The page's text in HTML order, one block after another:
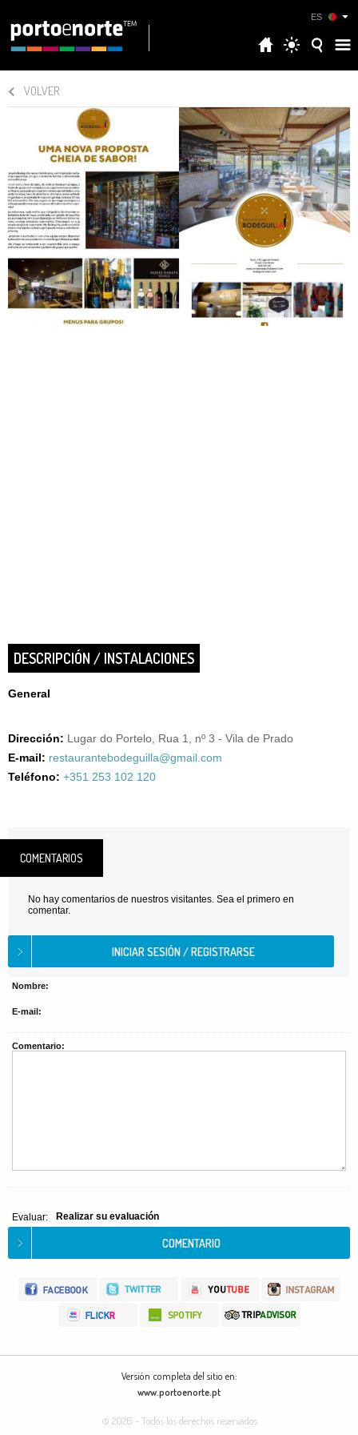
ES
VOLVER
DESCRIPCIÓN / INSTALACIONES
General
Dirección: Lugar do Portelo, Rua 1, nº 3 - Vila de Prado
E-mail: restaurantebodeguilla@gmail.com
Teléfono: +351 253 102 120
COMENTARIOS
No hay comentarios de nuestros visitantes. Sea el primero en
comentar.
Nombre:
E-mail:
Comentario:
Evaluar: Realizar su evaluación
Versión completa del sitio en:
www.portoenorte.pt
© 2026 - Todos los derechos reservados